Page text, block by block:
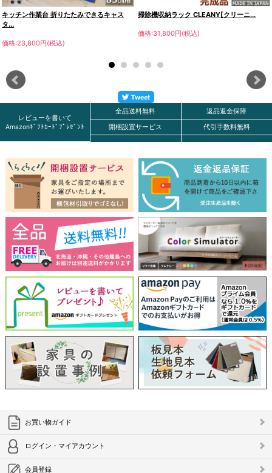
キッチン作業台 折りたたみできるキャス
タ...
価格:23,800円(税込)
掃除機収納ラック CLEANY[クリーニ...
価格:31,800円(税込)
レビューを書いて
Amazonｷﾞﾌﾄｶｰﾄﾞﾌﾟﾚｾﾞﾝﾄ
全品送料無料
開梱設置サービス
返品返金保障
代引手数料無料
お買い物ガイド
ログイン・マイアカウント
会員登録